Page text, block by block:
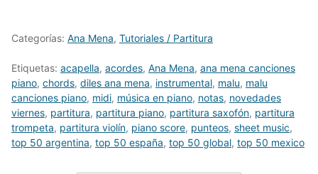
Categorías: Ana Mena, Tutoriales / Partitura
Etiquetas: acapella, acordes, Ana Mena, ana mena canciones
piano, chords, diles ana mena, instrumental, malu, malu
canciones piano, midi, música en piano, notas, novedades
viernes, partitura, partitura piano, partitura saxofón, partitura
trompeta, partitura violín, piano score, punteos, sheet music,
top 50 argentina, top 50 españa, top 50 global, top 50 mexico